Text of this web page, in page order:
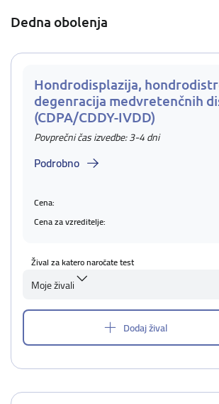
Dedna obolenja
Hondrodisplazija,
degenracija medvretenčnih
(CDPA/CDDY-IVDD)
Povprečni čas izvedbe: 3-4 dni
Podrobno
Cena:
Cena za vzreditelje:
Žival za katero naročate test
Moje živali
Dodaj žival